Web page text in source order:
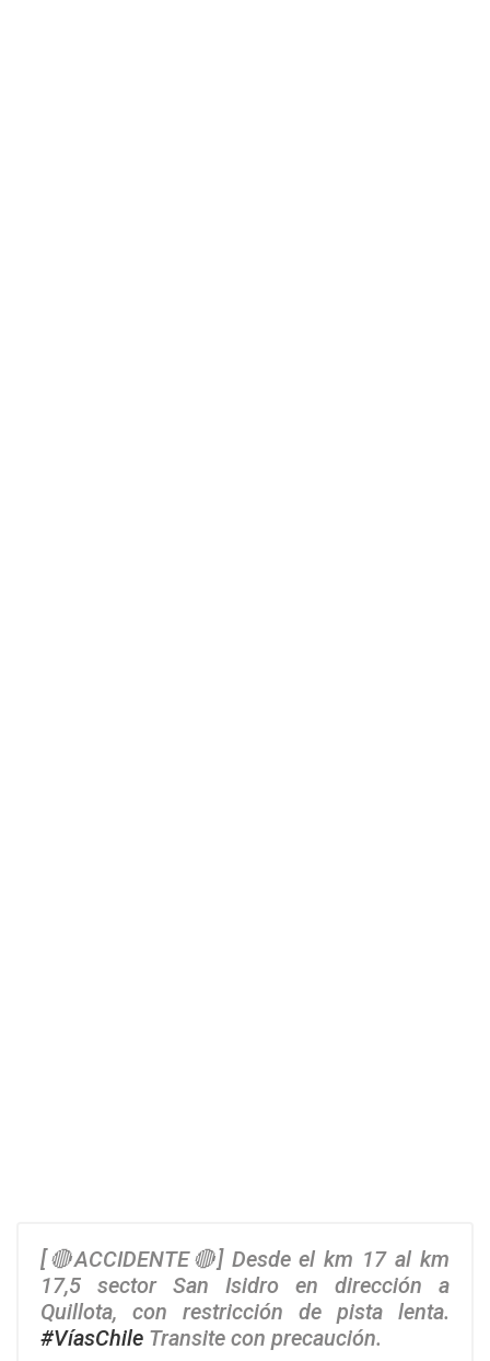
[🔴ACCIDENTE🔴] Desde el km 17 al km
17,5 sector San Isidro en dirección a
Quillota, con restricción de pista lenta.
#VíasChile Transite con precaución.